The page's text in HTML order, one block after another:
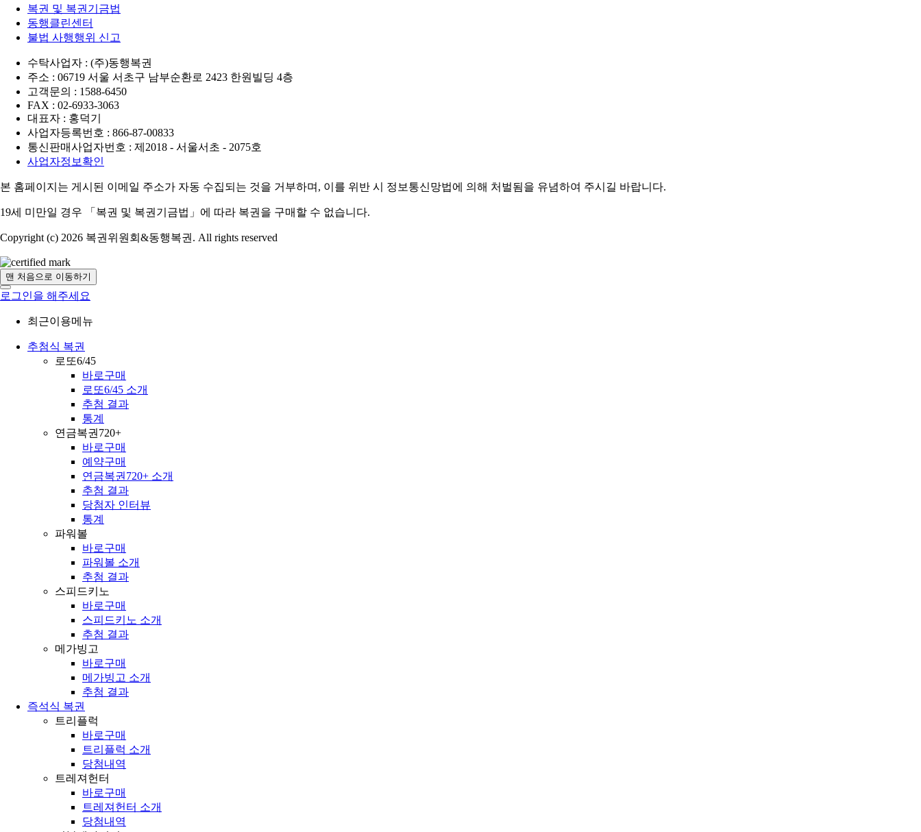
복권 및 복권기금법
동행클린센터
불법 사행행위 신고
수탁사업자 : (주)동행복권
주소 : 06719 서울 서초구 남부순환로 2423 한원빌딩 4층
고객문의 : 1588-6450
FAX : 02-6933-3063
대표자 : 홍덕기
사업자등록번호 : 866-87-00833
통신판매사업자번호 : 제2018 - 서울서초 - 2075호
사업자정보확인
본 홈페이지는 게시된 이메일 주소가 자동 수집되는 것을 거부하며, 이를 위반 시 정보통신망법에 의해 처벌됨을 유념하여 주시길 바랍니다.
19세 미만일 경우 「복권 및 복권기금법」에 따라 복권을 구매할 수 없습니다.
Copyright (c) 2026 복권위원회&동행복권. All rights reserved
맨 처음으로 이동하기
로그인을 해주세요
최근이용메뉴
추첨식 복권
로또6/45
바로구매
로또6/45 소개
추첨 결과
통계
연금복권720+
바로구매
예약구매
연금복권720+ 소개
추첨 결과
당첨자 인터뷰
통계
파워볼
바로구매
파워볼 소개
추첨 결과
스피드키노
바로구매
스피드키노 소개
추첨 결과
메가빙고
바로구매
메가빙고 소개
추첨 결과
즉석식 복권
트리플럭
바로구매
트리플럭 소개
당첨내역
트레져헌터
바로구매
트레져헌터 소개
당첨내역